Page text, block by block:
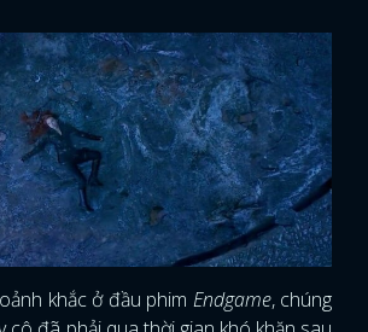
khắc ở đầu phim Endgame, chúng